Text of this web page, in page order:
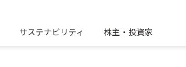
サステナビリティ 株主・投資家